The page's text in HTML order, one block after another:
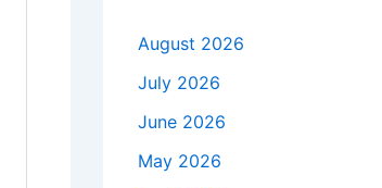
August 2026
July 2026
June 2026
May 2026